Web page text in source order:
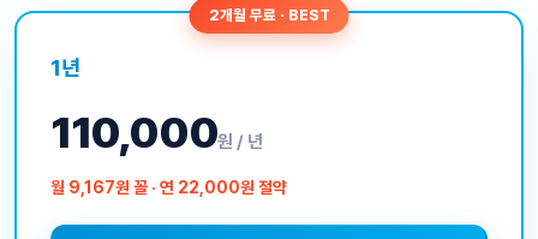
2개월 무료 · BEST
1년
110,000원 / 년
월 9,167원 꼴 · 연 22,000원 절약